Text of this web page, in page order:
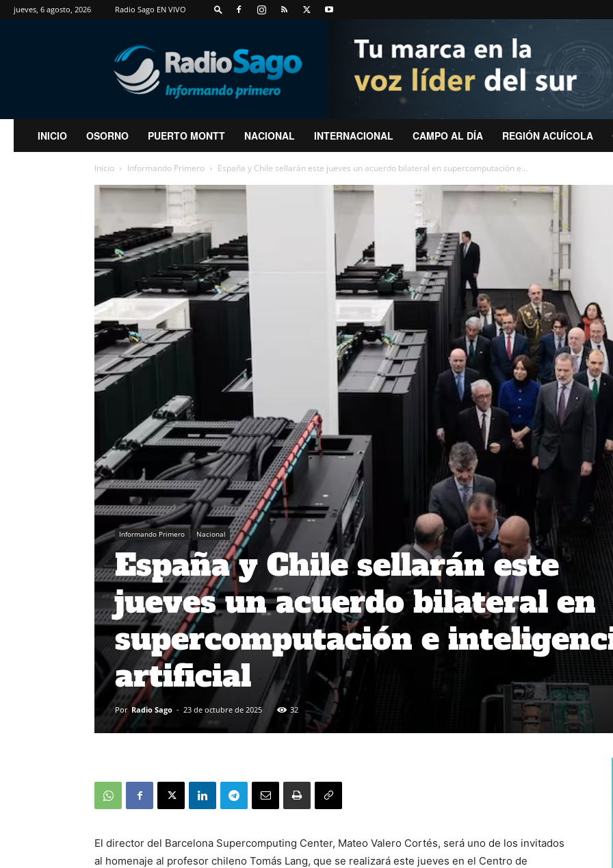
jueves, 6 agosto, 2026 Radio Sago EN VIVO
RadioSago
INICIO OSORNO PUERTO MONTT NACIONAL INTERNACIONAL CAMPO AL DÍA REGIÓN ACUÍCOLA
Inicio Informando Primero España y Chile sellarán este jueves un acuerdo bilateral en supercomputación e...
Informando Primero Nacional
España y Chile sellarán este
jueves un acuerdo bilateral en
supercomputación e
artificial
Por Radio Sago - 23 de octubre de 2025 32
El director del Barcelona Supercomputing Center, Mateo Valero Cortés, será uno de los invitados
al homenaje al profesor chileno Tomás Lang, que se realizará este jueves en el Centro de